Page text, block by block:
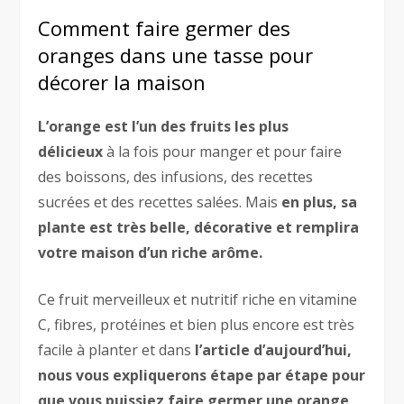
Comment faire germer des
oranges dans une tasse pour
décorer la maison
L’orange est l’un des fruits les plus
délicieuxà la fois pour manger et pour faire
des boissons, des infusions, des recettes
sucrées et des recettes salées. Mais en plus, sa
plante est très belle, décorative et remplira
votre maison d’un riche arôme.
Ce fruit merveilleux et nutritif riche en vitamine
C, fibres, protéines et bien plus encore est très
facile à planter et dans l’article d’aujourd’hui,
nous vous expliquerons étape par étape pour